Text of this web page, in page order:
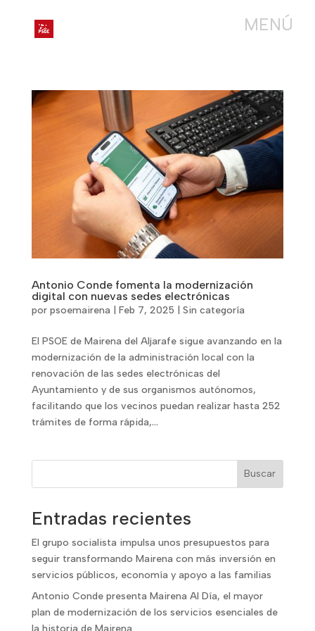
Antonio Conde fomenta la modernización
digital con nuevas sedes electrónicas
por psoemairena Feb 7, 2025 Sin categoría
El PSOE de Mairena del Aljarafe sigue avanzando en la
modernización de la administración local con la
renovación de las sedes electrónicas del
Ayuntamiento y de sus organismos autónomos,
facilitando que los vecinos puedan realizar hasta 252
trámites de forma rápida,...
Buscar
Entradas recientes
El grupo socialista impulsa unos presupuestos para
seguir transformando Mairena con más inversión en
servicios públicos, economía y apoyo a las familias
Antonio Conde presenta Mairena Al Día, el mayor
plan de modernización de los servicios esenciales de
la historia de Mairena